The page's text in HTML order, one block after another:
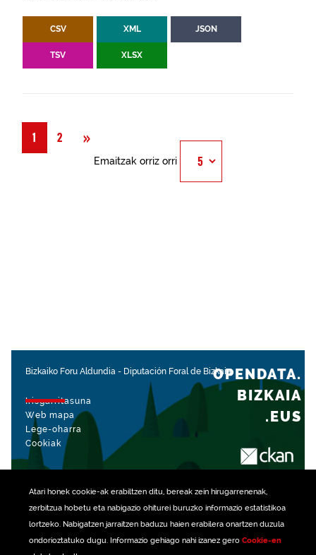
Atari honek cookie-ak erabiltzen ditu, bereak zein hirugarrenenak,
zerbitzua hobetu eta nabigazio ohiturei buruzko informazio estatistikoa
lortzeko. Nabigatzen jarraitzen baduzu haien erabilera onartzen duzula
ondorioztatuko dugu. Informazio gehiago nahi izanez gero Cookie-en
CSV XML JSON
TSV XLSX
1 2 »
Emaitzak orriz orri
Bizkaiko Foru Aldundia - Diputación Foral de Bizkaia
Irisgarritasuna
Web mapa
Lege-oharra
Cookiak
OPENDATA.
BIZKAIA
.EUS